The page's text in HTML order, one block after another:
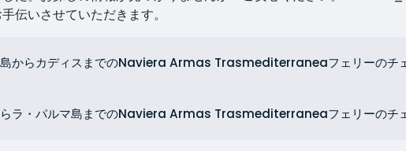
伝いさせていただきます。
島からカディスまでのNaviera Armas Trasmediterraneaフェリーのチ
らラ・パルマ島までのNaviera Armas Trasmediterraneaフェリーのチ